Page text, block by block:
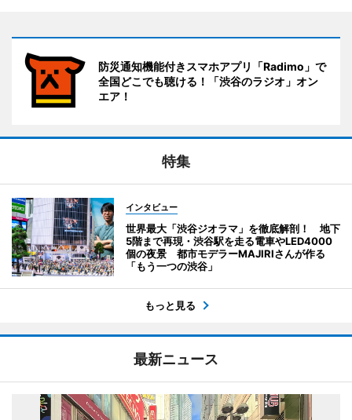
防災通知機能付きスマホアプリ「Radimo」で
全国どこでも聴ける！「渋谷のラジオ」オン
エア！
特集
インタビュー
世界最大「渋谷ジオラマ」を徹底解剖！ 地下
5階まで再現・渋谷駅を走る電車やLED4000
個の夜景 都市モデラーMAJIRIさんが作る
「もう一つの渋谷」
もっと見る
最新ニュース